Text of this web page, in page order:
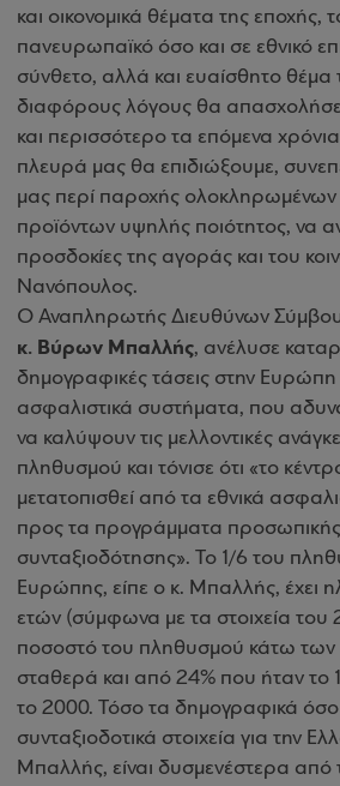
και οικονομικά θέματα της εποχής,
πανευρωπαϊκό όσο και σε εθνικό
σύνθετο, αλλά και ευαίσθητο θέμα
διαφόρους λόγους θα
και περισσότερο τα επόμενα
πλευρά μας θα επιδιώξουμε,
μας περί παροχής ολοκληρωμένων
προϊόντων υψηλής ποιότητος, να
προσδοκίες της αγοράς και του
Νανόπουλος.
Ο Αναπληρωτής Διευθύνων
κ. Βύρων Μπαλλής, ανέλυσε
δημογραφικές τάσεις στην Ευρώπη
ασφαλιστικά συστήματα, που
να καλύψουν τις μελλοντικές
πληθυσμού και τόνισε ότι «το
μετατοπισθεί από τα εθνικά
προς τα προγράμματα
συνταξιοδότησης». Το 1/6 του
Ευρώπης, είπε ο κ. Μπαλλής, έχει
ετών (σύμφωνα με τα στοιχεία του
ποσοστό του πληθυσμού κάτω των
σταθερά και από 24% που ήταν το
το 2000. Τόσο τα δημογραφικά όσο
συνταξιοδοτικά στοιχεία για την
Μπαλλής, είναι δυσμενέστερα από